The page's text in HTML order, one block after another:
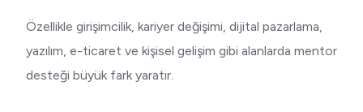
Özellikle girişimcilik, kariyer değişimi, dijital pazarlama,
yazılım, e-ticaret ve kişisel gelişim gibi alanlarda mentor
desteği büyük fark yaratır.